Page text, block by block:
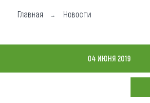
Чем заняться
Карта
Главная Новости
04 ИЮНЯ 2019